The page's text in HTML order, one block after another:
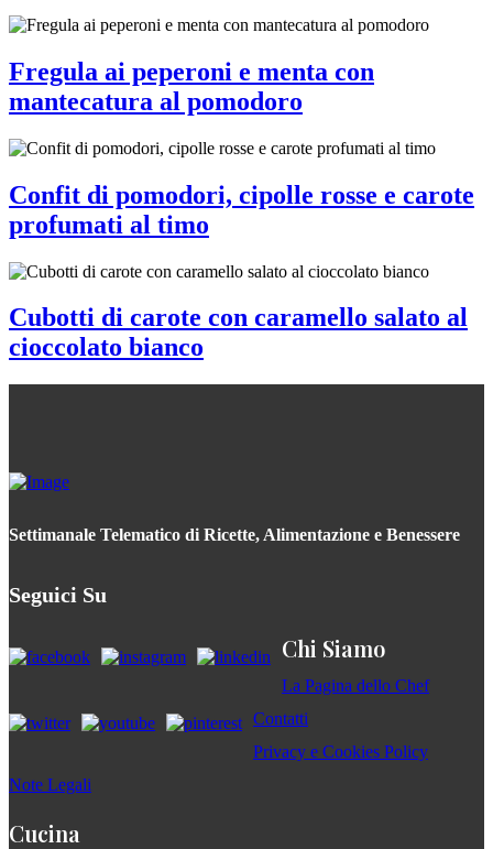
Fregula ai peperoni e menta con
mantecatura al pomodoro
Confit di pomodori, cipolle rosse e carote
profumati al timo
Cubotti di carote con caramello salato al
cioccolato bianco
Settimanale Telematico di Ricette, Alimentazione e Benessere
Seguici Su
Chi Siamo
La Pagina dello Chef
Contatti
Privacy e Cookies Policy
Note Legali
Cucina